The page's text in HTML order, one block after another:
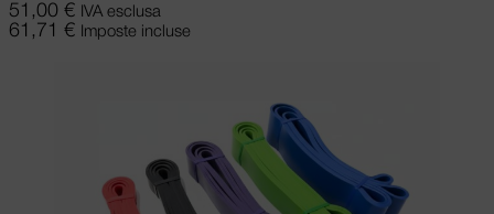
51,00 € IVA esclusa
61,71 € Imposte incluse